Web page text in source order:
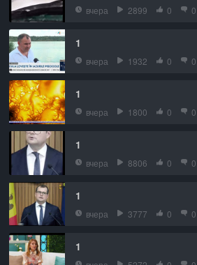
вчера 2899 0 0
1
вчера 1932 0 0
1
вчера 1800 0 0
1
вчера 8806 0 0
1
вчера 3777 0 0
1